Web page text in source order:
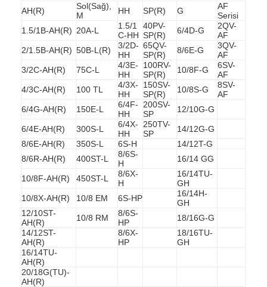
AH(R)
Sol(Sağ),
M
HH SP(R) G
AF
Serisi
1.5/1B-AH(R) 20A-L
1.5/1
C-HH
40PV-
SP(R)
6/4D-G
2QV-
AF
2/1.5B-AH(R) 50B-L(R)
3/2D-
HH
65QV-
SP(R)
8/6E-G
3QV-
AF
3/2C-AH(R)
75C-L
4/3E-
HH
100RV-
SP(R)
10/8F-G
6SV-
AF
4/3C-AH(R)
100 TL
4/3X-
HH
150SV-
SP(R)
10/8S-G
8SV-
AF
6/4G-AH(R)
150E-L
6/4F-
HH
200SV-
SP
12/10G-G
6/4E-AH(R) 300S-L
6/4X-
HH
250TV-
SP
14/12G-G
8/6E-AH(R)
350S-L 6S-H
14/12T-G
8/6R-AH(R)
400ST-L
8/6S-
H
16/14 GG
10/8F-AH(R) 450ST-L
8/6X-
H
16/14TU-
GH
10/8X-AH(R)
10/8 EM 6S-HP
16/14H-
GH
12/10ST-
AH(R)
10/8 RM
8/6S-
HP
18/16G-G
14/12ST-
AH(R)
8/6X-
HP
18/16TU-
GH
16/14TU-
AH(R)
20/18G(TU)-
AH(R)